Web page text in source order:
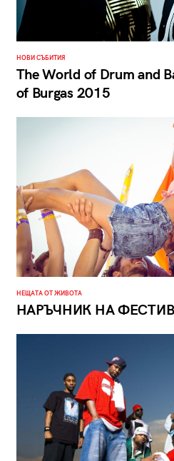
НОВИ СЪБИТИЯ
The World of Drum and
of Burgas 2015
НЕЩАТА ОТ ЖИВОТА
НАРЪЧНИК НА